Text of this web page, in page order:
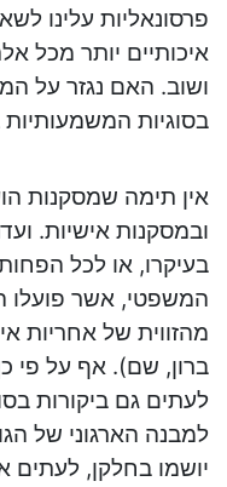
פרסונאליות עלינו
איכותיים יותר מכל
ושוב. האם נגזר על
בסוגיות
אין תימה שמסקנות
ובמסקנות אישיות.
בעיקרו, או לכל
המשפטי, אשר פועלו
מהזווית של אחריות
ברון, שם). אף על פי
לעתים גם ביקורות
למבנה הארגוני של
יושמו בחלקן,